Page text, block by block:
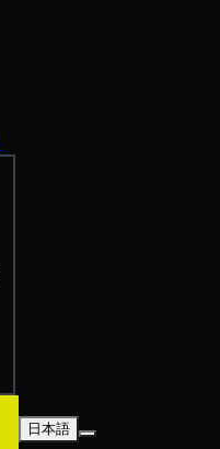
日本語